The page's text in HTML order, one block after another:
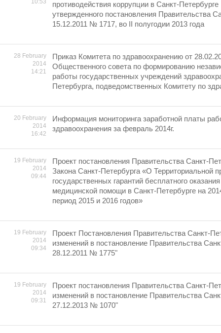
10:53
противодействия коррупции в Санкт-
утвержденного постановления Правительства
15.12.2011 № 1717, во II полугодии 2013 года
28 February
2014
14:21
Приказ Комитета по здравоохранению от
Общественного совета по формированию
работы государственных учреждений
Петербурга, подведомственных Комитету по
20 February
2014
16:42
Информация мониторинга заработной платы
здравоохранения за февраль 2014г.
19 February
2014
09:44
Проект постановления Правительства Санкт-
Закона Санкт-Петербурга «О Территориальной
государственных гарантий бесплатного
медицинской помощи в Санкт-Петербурге на
период 2015 и 2016 годов»
19 February
2014
09:34
Проект Постановления Правительства Санкт-
изменений в постановление Правительства
28.12.2011 № 1775"
19 February
2014
09:31
Проект постановления Правительства Санкт-
изменений в постановление Правительства
27.12.2013 № 1070"